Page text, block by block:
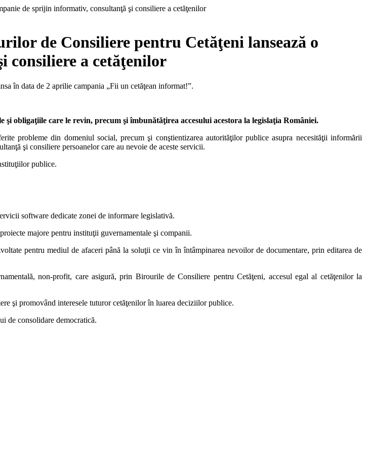
de Consiliere pentru Cetăţeni lansează o
consiliere a cetăţenilor
în data de 2 aprilie campania „Fii un cetăţean informat!”.
obligaţiile care le revin, precum şi îmbunătăţirea accesului acestora la legislaţia României.
probleme din domeniul social, precum şi conştientizarea autorităţilor publice asupra necesităţii informării
şi consiliere persoanelor care au nevoie de aceste servicii.
publice.
software dedicate zonei de informare legislativă.
majore pentru instituţii guvernamentale şi companii.
pentru mediul de afaceri până la soluţii ce vin în întâmpinarea nevoilor de documentare, prin editarea de
non-profit, care asigură, prin Birourile de Consiliere pentru Cetăţeni, accesul egal al cetăţenilor la
şi promovând interesele tuturor cetăţenilor în luarea deciziilor publice.
de consolidare democratică.